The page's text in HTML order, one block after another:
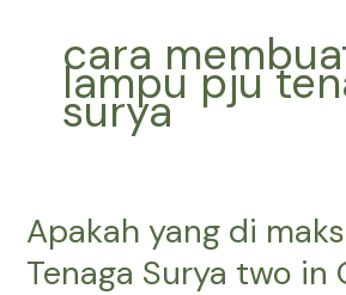
cara
lampu pju
surya
Apakah yang di
Tenaga Surya two in
Apakah
yang
di